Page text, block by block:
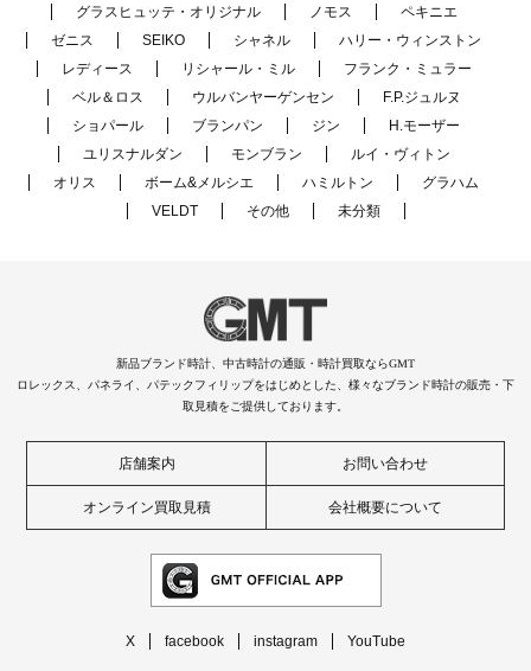
グラスヒュッテ・オリジナル
ノモス
ペキニエ
ゼニス
SEIKO シャネル
ハリー・ウィンストン
レディース
リシャール・ミル
フランク・ミュラー
ベル＆ロス
ウルバンヤーゲンセン
F.P.ジュルヌ
ショパール
ブランパン ジン
H.モーザー
ユリスナルダン
モンブラン
ルイ・ヴィトン
オリス
ボーム&メルシエ ハミルトン
グラハム
VELDT
その他 未分類
新品ブランド時計、中古時計の通販・時計買取ならGMT
ロレックス、パネライ、パテックフィリップをはじめとした、様々なブランド時計の販売・下
取見積をご提供しております。
店舗案内 お問い合わせ
オンライン買取見積 会社概要について
X facebook instagram YouTube